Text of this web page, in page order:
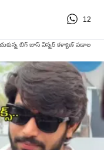
12
బిగ్ బాస్ విన్నర్ కళ్యాణ్ పడాల